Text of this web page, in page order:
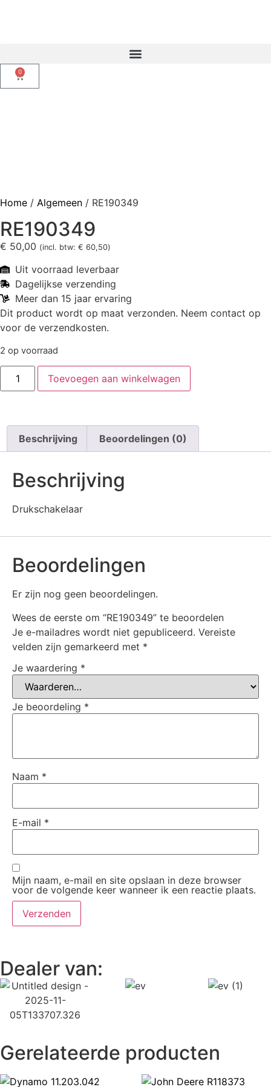
0
Home / Algemeen / RE190349
RE190349
€ 50,00 (incl. btw: € 60,50)
Uit voorraad leverbaar
Dagelijkse verzending
Meer dan 15 jaar ervaring
Dit product wordt op maat verzonden. Neem contact op
voor de verzendkosten.
2 op voorraad
Toevoegen aan winkelwagen
Beschrijving Beoordelingen (0)
Beschrijving
Drukschakelaar
Beoordelingen
Er zijn nog geen beoordelingen.
Wees de eerste om “RE190349” te beoordelen
Je e-mailadres wordt niet gepubliceerd. Vereiste
velden zijn gemarkeerd met *
Je waardering *
Je beoordeling *
Naam *
E-mail *
Mijn naam, e-mail en site opslaan in deze browser
voor de volgende keer wanneer ik een reactie plaats.
Dealer van:
Gerelateerde producten